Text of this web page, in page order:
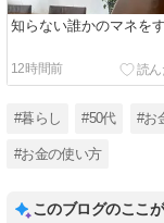
知らない誰かのマネを
12時間前
#暮らし #50代 #お
#お金の使い方
このブログのここ